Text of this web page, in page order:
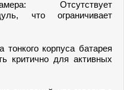
Отсутствует
что ограничивает
корпуса батарея
критично для активных